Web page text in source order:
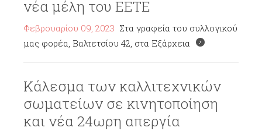
νέα μέλη του ΕΕΤΕ
Φεβρουαρίου 09, 2023 Στα γραφεία του συλλογικού
μας φορέα, Βαλτετσίου 42, στα Εξάρχεια
Κάλεσμα των καλλιτεχνικών
σωματείων σε κινητοποίηση
και νέα 24ωρη απεργία